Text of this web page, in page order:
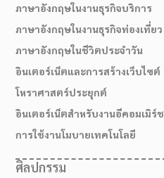
ภาษาอังกฤษในงานธุรกิจบริการ
ภาษาอังกฤษในงานธุรกิจท่องเที่ยว
ภาษาอังกฤษในชีวิตประจำวัน
อินเตอร์เน็ตและการสร้างเว็บไซต์
โหราศาสตร์ประยุกต์
อินเตอร์เน็ตสำหรับงานอีคอมเมิร์ช
การใช้งานโมบายเทคโนโลยี
ศิลปกรรม